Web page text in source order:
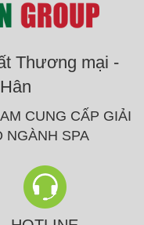
Thương mại -
CUNG CẤP GIẢI
NGÀNH SPA